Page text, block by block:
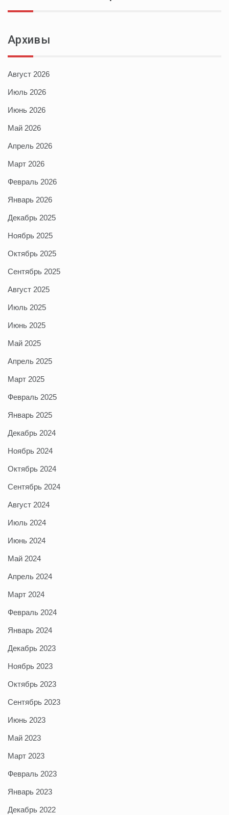
Архивы
Август 2026
Июль 2026
Июнь 2026
Май 2026
Апрель 2026
Март 2026
Февраль 2026
Январь 2026
Декабрь 2025
Ноябрь 2025
Октябрь 2025
Сентябрь 2025
Август 2025
Июль 2025
Июнь 2025
Май 2025
Апрель 2025
Март 2025
Февраль 2025
Январь 2025
Декабрь 2024
Ноябрь 2024
Октябрь 2024
Сентябрь 2024
Август 2024
Июль 2024
Июнь 2024
Май 2024
Апрель 2024
Март 2024
Февраль 2024
Январь 2024
Декабрь 2023
Ноябрь 2023
Октябрь 2023
Сентябрь 2023
Июнь 2023
Май 2023
Март 2023
Февраль 2023
Январь 2023
Декабрь 2022